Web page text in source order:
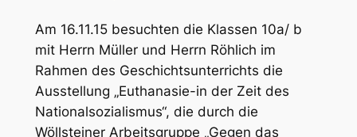
Am 16.11.15 besuchten die Klassen 10a/ b
mit Herrn Müller und Herrn Röhlich im
Rahmen des Geschichtsunterrichts die
Ausstellung „Euthanasie-in der Zeit des
Nationalsozialismus“, die durch die
Wöllsteiner Arbeitsgruppe „Gegen das